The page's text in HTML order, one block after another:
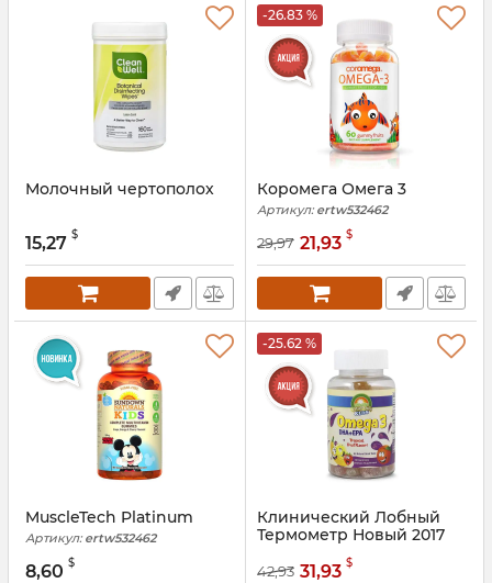
Молочный чертополох
15,27 $
-26.83 %
Коромега Омега 3
Артикул: ertw532462
29,97 21,93 $
MuscleTech Platinum
Артикул: ertw532462
8,60 $
-25.62 %
Клинический Лобный
Термометр Новый 2017
ertw532462
42,93 31,93 $